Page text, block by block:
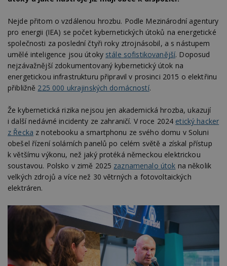
Nejde přitom o vzdálenou hrozbu. Podle Mezinárodní agentury
pro energii (IEA) se počet kybernetických útoků na energetické
společnosti za poslední čtyři roky ztrojnásobil, a s nástupem
umělé inteligence jsou útoky stále sofistikovanější. Doposud
nejzávažnější zdokumentovaný kybernetický útok na
energetickou infrastrukturu připravil v prosinci 2015 o elektřinu
přibližně 225 000 ukrajinských domácností.
Že kybernetická rizika nejsou jen akademická hrozba, ukazují
i další nedávné incidenty ze zahraničí. V roce 2024 etický hacker
z Řecka z notebooku a smartphonu ze svého domu v Soluni
obešel řízení solárních panelů po celém světě a získal přístup
k většímu výkonu, než jaký protéká německou elektrickou
soustavou. Polsko v zimě 2025 zaznamenalo útok na několik
velkých zdrojů a více než 30 větrných a fotovoltaických
elektráren.